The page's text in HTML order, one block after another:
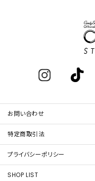
お問い合わせ
特定商取引法
プライバシーポリシー
SHOP LIST